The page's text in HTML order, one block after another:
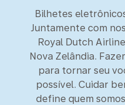
Bilhetes
Juntamente com
Royal Dutch
Nova Zelândia.
para tornar seu
possível. Cuidar
define quem